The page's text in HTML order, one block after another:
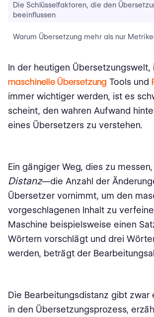
Die Schlüsselfaktoren, die den
beeinflussen
Warum Übersetzung mehr als nur
In der heutigen Übersetzungswelt,
maschinelle Übersetzung Tools und
immer wichtiger werden, ist es
scheint, den wahren Aufwand
eines Übersetzers zu verstehen.
Ein gängiger Weg, dies zu
Distanz—die Anzahl der
Übersetzer vornimmt, um den
vorgeschlagenen Inhalt zu
Maschine beispielsweise einen
Wörtern vorschlägt und drei
werden, beträgt der
Die Bearbeitungsdistanz gibt zwar
in den Übersetzungsprozess,